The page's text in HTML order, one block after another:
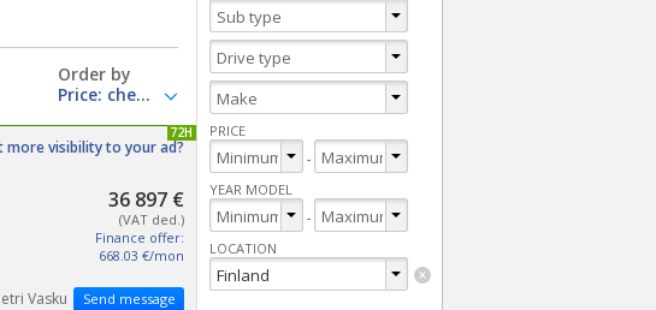
Order by
more visibility to your ad?
LAST UPDATED 72H
36 897 €
(VAT ded.)
Finance offer:
668.03 €/mon
Send message
Vasku
PRICE
-
YEAR MODEL
-
LOCATION